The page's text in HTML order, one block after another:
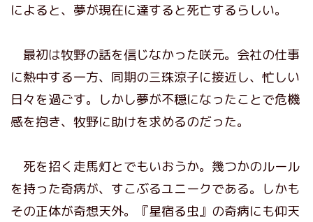
によると、夢が現在に達すると死亡するらしい。
最初は牧野の話を信じなかった咲元。会社の仕事
に熱中する一方、同期の三珠涼子に接近し、忙しい
日々を過ごす。しかし夢が不穏になったことで危機
感を抱き、牧野に助けを求めるのだった。
死を招く走馬灯とでもいおうか。幾つかのルール
を持った奇病が、すこぶるユニークである。しかも
その正体が奇想天外。『星宿る虫』の奇病にも仰天